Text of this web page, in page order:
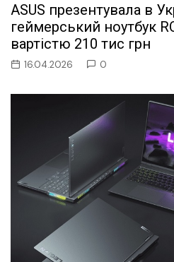
ASUS презентувала в
геймерський ноутбук
вартістю 210 тис грн
16.04.2026 0